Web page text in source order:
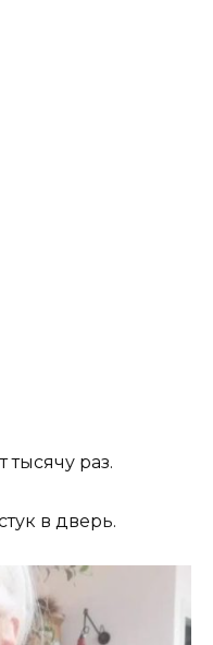
тысячу раз.
в дверь.